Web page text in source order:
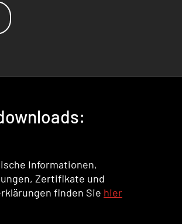
Informationen,
Zertifikate und
finden Sie hier